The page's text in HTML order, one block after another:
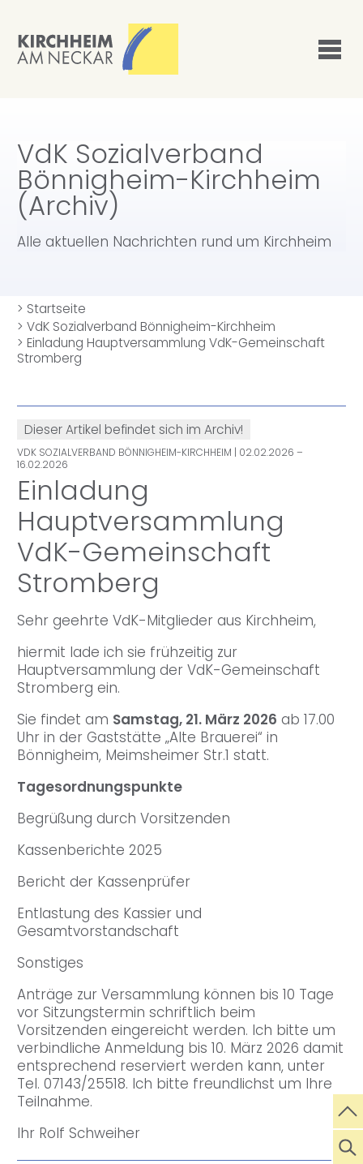
VdK Sozialverband
Bönnigheim-Kirchheim
(Archiv)
Alle aktuellen Nachrichten rund um Kirchheim
> Startseite
> VdK Sozialverband Bönnigheim-Kirchheim
> Einladung Hauptversammlung VdK-Gemeinschaft
Stromberg
Dieser Artikel befindet sich im Archiv!
VDK SOZIALVERBAND BÖNNIGHEIM-KIRCHHEIM | 02.02.2026 –
16.02.2026
Einladung
Hauptversammlung
VdK-Gemeinschaft
Stromberg
Sehr geehrte VdK-Mitglieder aus Kirchheim,
hiermit lade ich sie frühzeitig zur
Hauptversammlung der VdK-Gemeinschaft
Stromberg ein.
Sie findet am Samstag, 21. März 2026 ab 17.00
Uhr in der Gaststätte „Alte Brauerei“ in
Bönnigheim, Meimsheimer Str.1 statt.
Tagesordnungspunkte
Begrüßung durch Vorsitzenden
Kassenberichte 2025
Bericht der Kassenprüfer
Entlastung des Kassier und
Gesamtvorstandschaft
Sonstiges
Anträge zur Versammlung können bis 10 Tage
vor Sitzungstermin schriftlich beim
Vorsitzenden eingereicht werden. Ich bitte um
verbindliche Anmeldung bis 10. März 2026 damit
entsprechend reserviert werden kann, unter
Tel. 07143/25518. Ich bitte freundlichst um Ihre
Teilnahme.
Ihr Rolf Schweiher